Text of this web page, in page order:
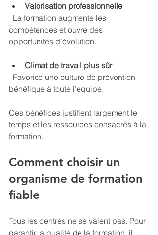
Valorisation professionnelle
compétences et ouvre des
opportunités d’évolution.
Climat de travail plus sûr
bénéfique à toute l’équipe.
Ces bénéfices justifient largement le
temps et les ressources consacrés à la
formation.
Comment choisir un
organisme de formation
fiable
Tous les centres ne se valent pas. Pour
garantir la qualité de la formation, il